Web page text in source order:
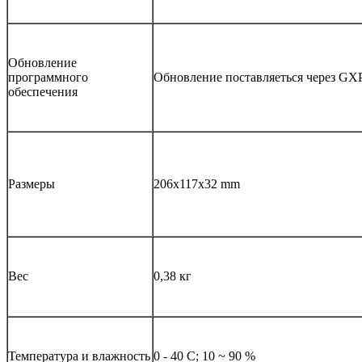
Обновление
программного
обеспечения
Обновление поставляеться через
Размеры 206x117x32 mm
Вес 0,38 кг
Температура и влажность 0 - 40 С; 10 ~ 90 %